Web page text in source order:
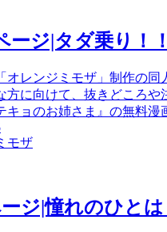
ージ|タダ乗り！
オレンジミモザ」制作の
方に向けて、抜きどころ
キョのお姉さま』の無料漫
モザ
ジ|憧れのひと